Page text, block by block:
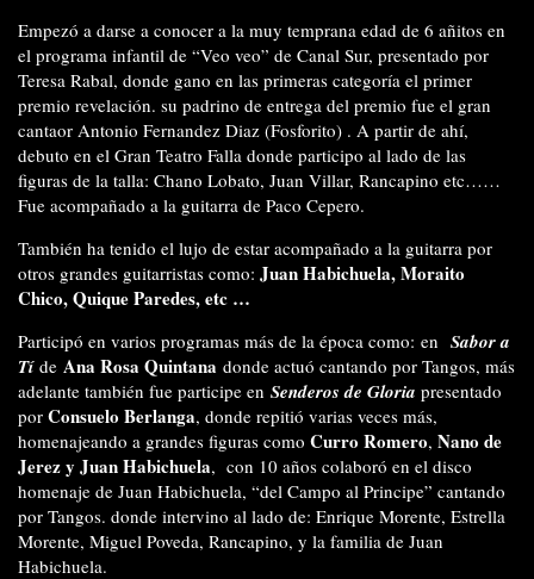
Empezó a darse a conocer a la muy temprana edad de 6 añitos en
el programa infantil de “Veo veo” de Canal Sur, presentado por
Teresa Rabal, donde gano en las primeras categoría el primer
premio revelación. su padrino de entrega del premio fue el gran
cantaor Antonio Fernandez Diaz (Fosforito) . A partir de ahí,
debuto en el Gran Teatro Falla donde participo al lado de las
figuras de la talla: Chano Lobato, Juan Villar, Rancapino etc……
Fue acompañado a la guitarra de Paco Cepero.
También ha tenido el lujo de estar acompañado a la guitarra por
otros grandes guitarristas como: Juan Habichuela, Moraito
Chico, Quique Paredes, etc …
Participó en varios programas más de la época como: en Sabor a
Tíde Ana Rosa Quintana donde actuó cantando por Tangos, más
adelante también fue participe en Senderos de Gloria presentado
por Consuelo Berlanga, donde repitió varias veces más,
homenajeando a grandes figuras como Curro Romero, Nano de
Jerez y Juan Habichuela, con 10 años colaboró en el disco
homenaje de Juan Habichuela, “del Campo al Principe” cantando
por Tangos. donde intervino al lado de: Enrique Morente, Estrella
Morente, Miguel Poveda, Rancapino, y la familia de Juan
Habichuela.